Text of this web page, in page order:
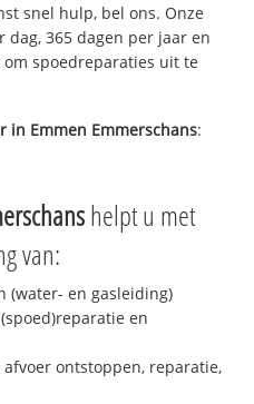
snel hulp, bel ons. Onze
365 dagen per jaar en
spoedreparaties uit te
in Emmen Emmerschans:
helpt u met
van:
(water- en gasleiding)
en
ontstoppen, reparatie,